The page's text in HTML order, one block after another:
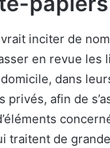
inciter de
en revue les
dans
afin de
traitent de